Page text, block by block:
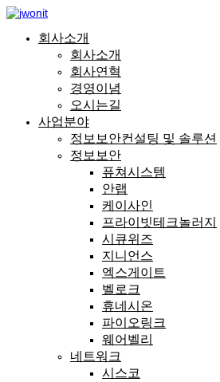
회사소개
회사소개
회사연혁
경영이념
오시는길
사업분야
정보보안컨설팅 및 솔루션
정보보안
퓨쳐시스템
안랩
케이사인
프라이빗테크놀러지
시큐위즈
지니언스
엑스게이트
벨로크
휴네시온
파이오링크
웨어벨리
네트워크
시스코